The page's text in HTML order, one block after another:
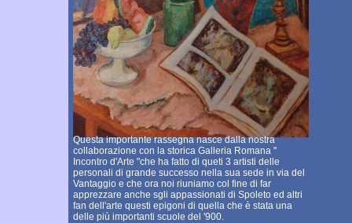
Questa importante rassegna nasce dalla nostra
collaborazione con la storica Galleria Romana "
Incontro d'Arte "che ha fatto di queti 3 artisti delle
personali di grande successo nella sua sede in via del
Vantaggio e che ora noi riuniamo col fine di far
apprezzare anche sgli appassionati di Spoleto ed altri
fan dell'arte questi epigoni di quella che è stata una
delle più importanti scuole del '900.